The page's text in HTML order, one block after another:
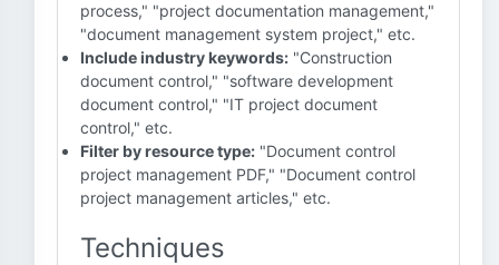
process," "project documentation management,"
"document management system project," etc.
Include industry keywords: "Construction
document control," "software development
document control," "IT project document
control," etc.
Filter by resource type: "Document control
project management PDF," "Document control
project management articles," etc.
Techniques